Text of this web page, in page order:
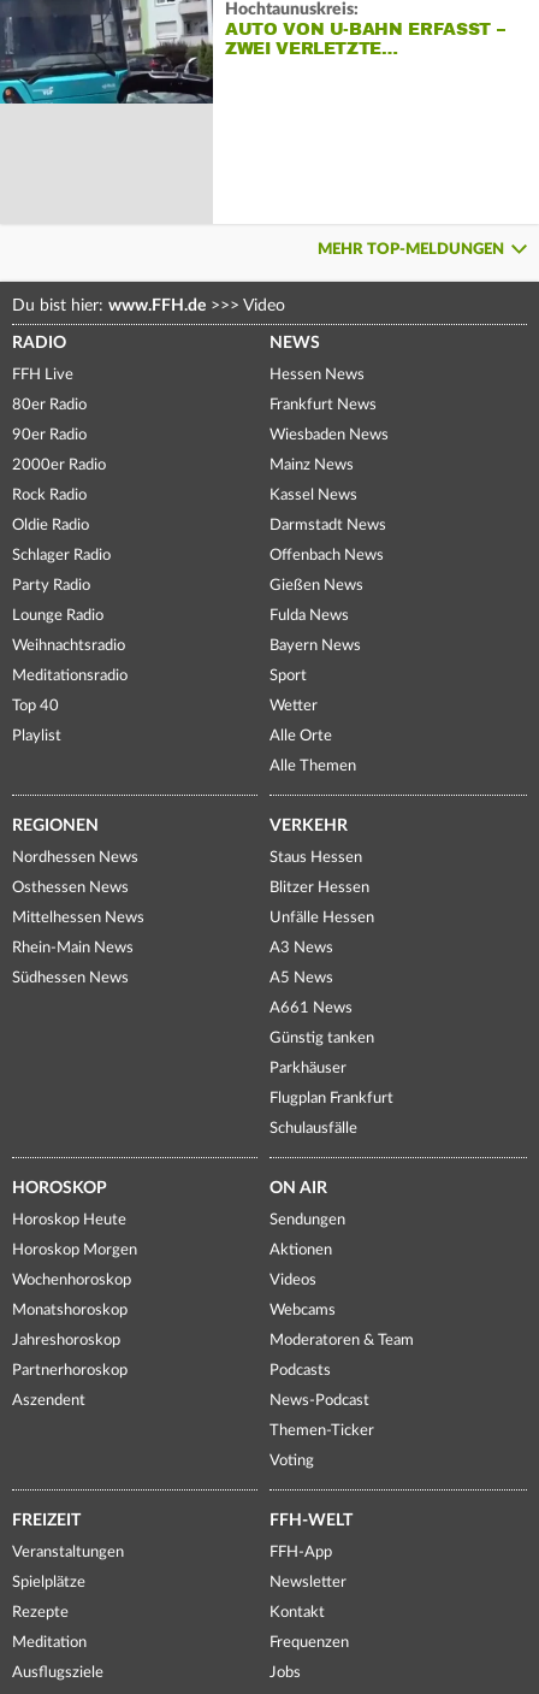
Hochtaunuskreis:
AUTO VON U-BAHN ERFASST –
ZWEI VERLETZTE…
MEHR TOP-MELDUNGEN
Du bist hier: www.FFH.de >>> Video
RADIO
FFH Live
80er Radio
90er Radio
2000er Radio
Rock Radio
Oldie Radio
Schlager Radio
Party Radio
Lounge Radio
Weihnachtsradio
Meditationsradio
Top 40
Playlist
NEWS
Hessen News
Frankfurt News
Wiesbaden News
Mainz News
Kassel News
Darmstadt News
Offenbach News
Gießen News
Fulda News
Bayern News
Sport
Wetter
Alle Orte
Alle Themen
REGIONEN
Nordhessen News
Osthessen News
Mittelhessen News
Rhein-Main News
Südhessen News
VERKEHR
Staus Hessen
Blitzer Hessen
Unfälle Hessen
A3 News
A5 News
A661 News
Günstig tanken
Parkhäuser
Flugplan Frankfurt
Schulausfälle
HOROSKOP
Horoskop Heute
Horoskop Morgen
Wochenhoroskop
Monatshoroskop
Jahreshoroskop
Partnerhoroskop
Aszendent
ON AIR
Sendungen
Aktionen
Videos
Webcams
Moderatoren & Team
Podcasts
News-Podcast
Themen-Ticker
Voting
FREIZEIT
Veranstaltungen
Spielplätze
Rezepte
Meditation
Ausflugsziele
FFH-WELT
FFH-App
Newsletter
Kontakt
Frequenzen
Jobs